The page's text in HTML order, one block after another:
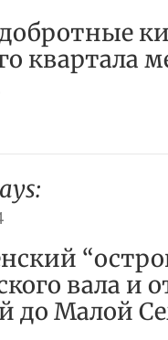
квартала
вала и
до Малой